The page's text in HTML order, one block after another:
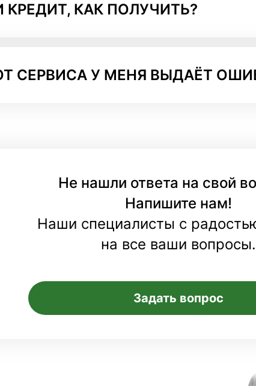
КАК ПОЛУЧИТЬ?
СЕРВИСА У МЕНЯ ВЫДАЁТ
Не нашли ответа на свой
Напишите нам!
Наши специалисты с
на все ваши вопросы.
Задать вопрос